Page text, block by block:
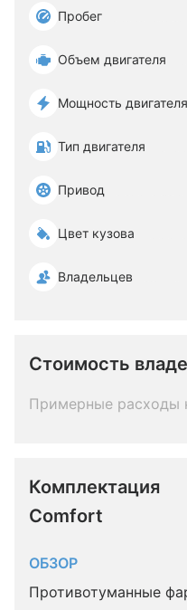
Пробег
Объем двигателя
Мощность двигателя
Тип двигателя
Привод
Цвет кузова
Владельцев
Стоимость
Примерные расходы
Комплектация
Comfort
ОБЗОР
Противотуманные